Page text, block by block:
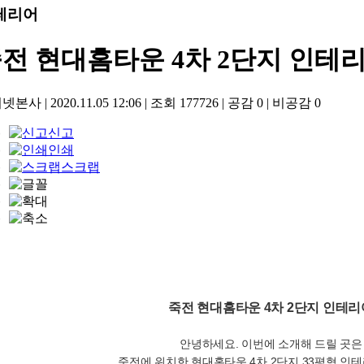
리어
현대홈타운 4차 2단지 인테
넷본사 | 2020.11.05 12:06 | 조회 177726 | 공감 0 | 비공감 0
신고
인쇄
스크랩
죽전 현대홈타운 4차 2단지 인테리
안녕하세요. 이번에 소개해 드릴 곳은